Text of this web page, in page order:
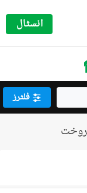
انسٹال
فلٹرز